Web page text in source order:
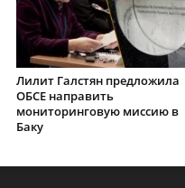
Лилит Галстян предложила
ОБСЕ направить
мониторинговую миссию в
Баку